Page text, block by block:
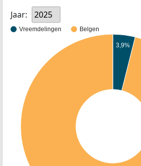
Jaar:
2025
Vreemdelingen Belgen
3,9%